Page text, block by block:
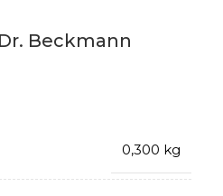
Beckmann
0,300 kg